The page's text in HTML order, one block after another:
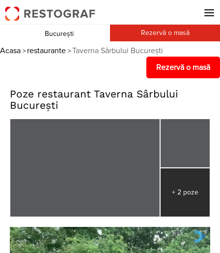
București Rezervă o masă
Acasa > restaurante >Taverna Sârbului București
Rezervă o masă
Poze restaurant Taverna Sârbului
București
+ 2 poze